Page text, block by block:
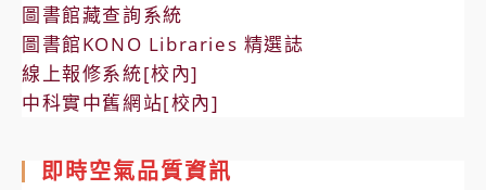
圖書館藏查詢系統
圖書館KONO Libraries 精選誌
線上報修系統[校內]
中科實中舊網站[校內]
即時空氣品質資訊